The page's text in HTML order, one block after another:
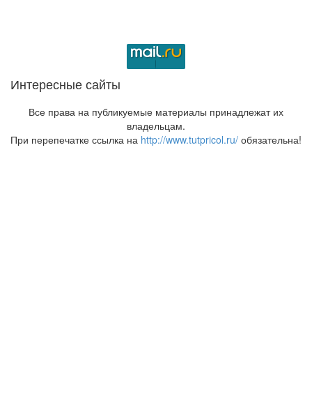
Интересные сайты
Все права на публикуемые материалы принадлежат их
владельцам.
При перепечатке ссылка на http://www.tutpricol.ru/ обязательна!